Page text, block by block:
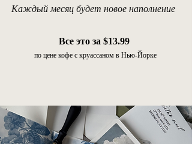
Каждый месяц будет новое наполнение
Все это за $13.99
по цене кофе с круассаном в Нью-Йорке